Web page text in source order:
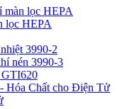
màn lọc HEPA
lọc HEPA
3990-2
nén 3990-3
Chất cho Điện Tử